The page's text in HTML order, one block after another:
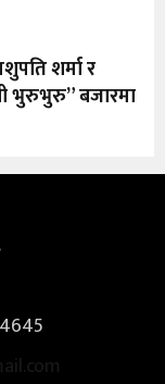
शर्मा र
भुरुभुरु” बजारमा